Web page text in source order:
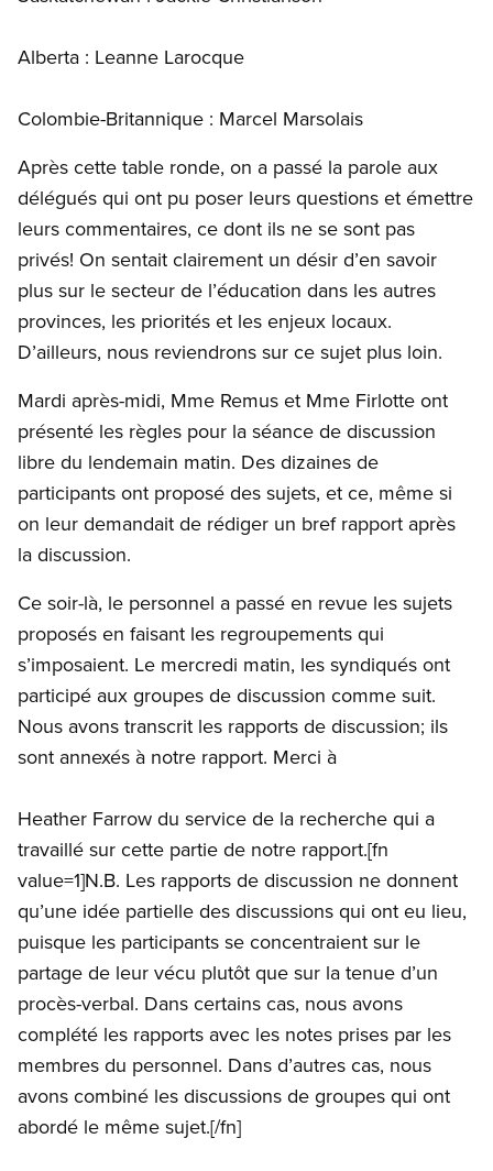
Alberta : Leanne Larocque
Colombie-Britannique : Marcel Marsolais
Après cette table ronde, on a passé la parole aux
délégués qui ont pu poser leurs questions et émettre
leurs commentaires, ce dont ils ne se sont pas
privés! On sentait clairement un désir d’en savoir
plus sur le secteur de l’éducation dans les autres
provinces, les priorités et les enjeux locaux.
D’ailleurs, nous reviendrons sur ce sujet plus loin.
Mardi après-midi, Mme Remus et Mme Firlotte ont
présenté les règles pour la séance de discussion
libre du lendemain matin. Des dizaines de
participants ont proposé des sujets, et ce, même si
on leur demandait de rédiger un bref rapport après
la discussion.
Ce soir-là, le personnel a passé en revue les sujets
proposés en faisant les regroupements qui
s’imposaient. Le mercredi matin, les syndiqués ont
participé aux groupes de discussion comme suit.
Nous avons transcrit les rapports de discussion; ils
sont annexés à notre rapport. Merci à
Heather Farrow du service de la recherche qui a
travaillé sur cette partie de notre rapport.[fn
value=1]N.B. Les rapports de discussion ne donnent
qu’une idée partielle des discussions qui ont eu lieu,
puisque les participants se concentraient sur le
partage de leur vécu plutôt que sur la tenue d’un
procès-verbal. Dans certains cas, nous avons
complété les rapports avec les notes prises par les
membres du personnel. Dans d’autres cas, nous
avons combiné les discussions de groupes qui ont
abordé le même sujet.[/fn]